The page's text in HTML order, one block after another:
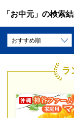
「お中元」の検索
ラ